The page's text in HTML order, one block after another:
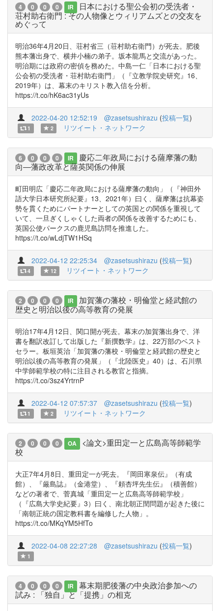
4 0 0 0 IR
日本における聖公会初の受洗者・
荘村助右衛門 : その人物像とウィリアムズとの交友を
めぐって
明治36年4月20日、荘村省三（荘村助右衛門）が死去。肥後
熊本藩出身で、横井小楠の弟子。坂本龍馬と交流があった。
明治期には政府の密偵を務めた。中島一仁「日本における聖
公会初の受洗者・荘村助右衛門」（『立教学院史研究』16、
2019年）は、幕末のキリスト教入信を分析。
https://t.co/hK6ac31yUs
2022-04-20 12:52:19 @zasetsushirazu (投稿一覧)
1 2 リツイート・ネットワーク
6 0 0 0 IR
慶応二年政局における薩摩藩の動
向―藩政改革と薩英関係の伸展
町田明広「慶応二年政局における薩摩藩の動向」（『神田外
語大学日本研究所紀要』13、2021年）曰く、薩摩藩は抗幕姿
勢を貫くためにパートナーとしての英国との関係を重視して
いて、一旦ぎくしゃくした両者の関係を改善するためにも、
英国公使パークスの鹿児島訪問を推進した。
https://t.co/wLdjTW1HSq
2022-04-12 22:25:34 @zasetsushirazu (投稿一覧)
4 12 リツイート・ネットワーク
2 0 0 0 IR
加賀藩の藩校・明倫堂と経武館の
歴史と明治以後の高等教育の発展
明治17年4月12日、関口開が死去。幕末の加賀藩出身で、洋
書を翻訳改訂して出版した『新撰数学』は、22万部のベスト
セラー。板垣英治「加賀藩の藩校・明倫堂と経武館の歴史と
明治以後の高等教育の発展」（『北陸医史』40）は、石川県
中学師範学校の特に注目される教官と指摘。
https://t.co/3sz4YrtrnP
2022-04-12 07:57:37 @zasetsushirazu (投稿一覧)
1 2 リツイート・ネットワーク
2 0 0 0 OA
<論文>重田定一と広島高等師範学
校
大正7年4月8日、重田定一が死去。『岡田寒泉伝』（有成
館）、『厳島誌』（金港堂）、『頼杏坪先生伝』（積善館）
などの著者で、菅真城「重田定一と広島高等師範学校」
（『広島大学史紀要』3）曰く、南北朝正閏問題が起きた後に
「南朝正統の国定教科書を編修した人物」。
https://t.co/MKqYM5HfTo
2022-04-08 22:27:28 @zasetsushirazu (投稿一覧)
1
4 0 0 0 IR
幕末期肥後藩の中央政治参加への
試み : 「独自」と「提携」の相克